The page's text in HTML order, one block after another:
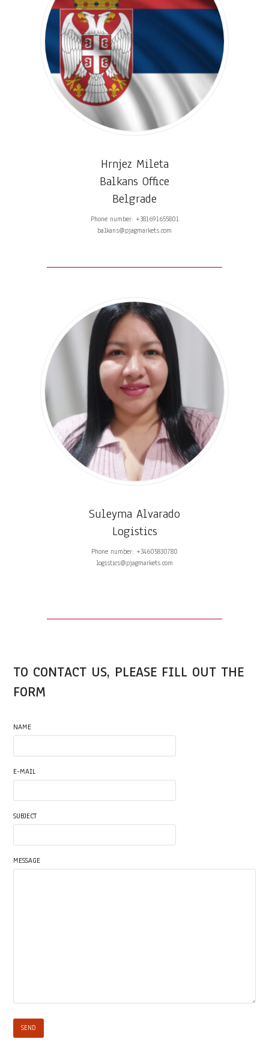
Hrnjez Mileta
Balkans Office
Belgrade
Phone number: +381691655801
balkans@pjagmarkets.com
Suleyma Alvarado
Logistics
Phone number: +34605830780
logistics@pjagmarkets.com
TO CONTACT US, PLEASE FILL OUT THE
FORM
NAME
E-MAIL
SUBJECT
MESSAGE